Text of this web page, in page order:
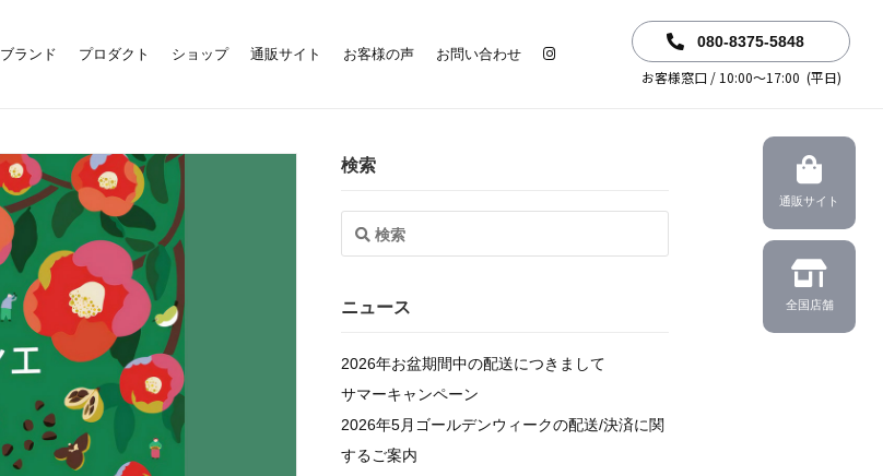
ブランド プロダクト ショップ 通販サイト お客様の声 お問い合わせ
080-8375-5848
お客様窓口 / 10:00～17:00 (平日)
検索
ニュース
2026年お盆期間中の配送につきまして
サマーキャンペーン
2026年5月ゴールデンウィークの配送/決済に関
するご案内
通販サイト
全国店舗